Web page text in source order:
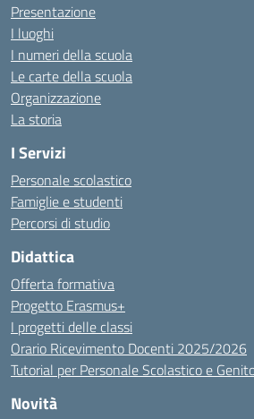
Presentazione
I luoghi
I numeri della scuola
Le carte della scuola
Organizzazione
La storia
I Servizi
Personale scolastico
Famiglie e studenti
Percorsi di studio
Didattica
Offerta formativa
Progetto Erasmus+
I progetti delle classi
Orario Ricevimento Docenti 2025/2026
Tutorial per Personale Scolastico e
Novità